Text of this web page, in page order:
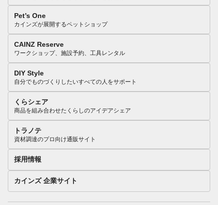
Pet’s One
カインズが展開するペットショップ
CAINZ Reserve
ワークショップ、施設予約、工具レンタル
DIY Style
自分でものづくりしたいすべての人をサポート
くらシェア
商品を組み合わせたくらしのアイデアシェア
トラノテ
資材調達のプロ向け通販サイト
採用情報
カインズ 企業サイト